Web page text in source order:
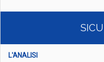
L'ANALISI